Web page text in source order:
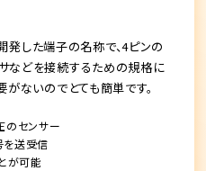
した端子の名称で、4ピンの
などを接続するための規格に
がないのでとても簡単です。
のセンサー
を送受信
が可能